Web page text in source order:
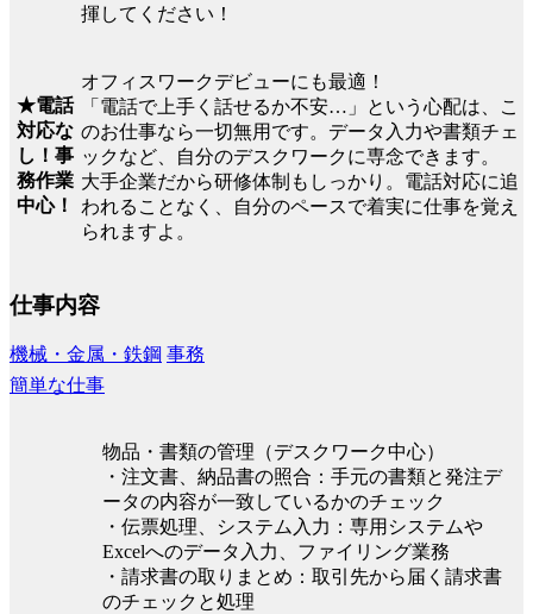
揮してください！
★電話
対応な
し！事
務作業
中心！
オフィスワークデビューにも最適！
「電話で上手く話せるか不安…」という心配は、こ
のお仕事なら一切無用です。データ入力や書類チェ
ックなど、自分のデスクワークに専念できます。
大手企業だから研修体制もしっかり。電話対応に追
われることなく、自分のペースで着実に仕事を覚え
られますよ。
仕事内容
機械・金属・鉄鋼 事務
簡単な仕事
物品・書類の管理（デスクワーク中心）
・注文書、納品書の照合：手元の書類と発注デ
ータの内容が一致しているかのチェック
・伝票処理、システム入力：専用システムや
Excelへのデータ入力、ファイリング業務
・請求書の取りまとめ：取引先から届く請求書
のチェックと処理